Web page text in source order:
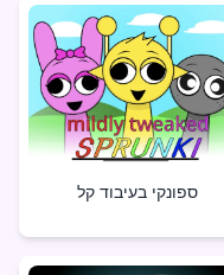
ספונקי בעיבוד קל